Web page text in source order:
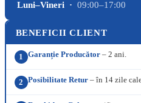
Luni–Vineri · 09:00–17:00
BENEFICII CLIENT
1 Garanție Producător– 2 ani.
2 Posibilitate Retur– în 14 zile